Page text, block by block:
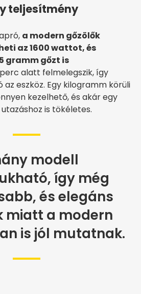
teljesítmény
a modern gőzölők
az 1600 wattot, és
gramm gőzt is
alatt felmelegszik, így
eszköz. Egy kilogramm körüli
kezelhető, és akár egy
is tökéletes.
modell
így még
és elegáns
miatt a modern
is jól mutatnak.